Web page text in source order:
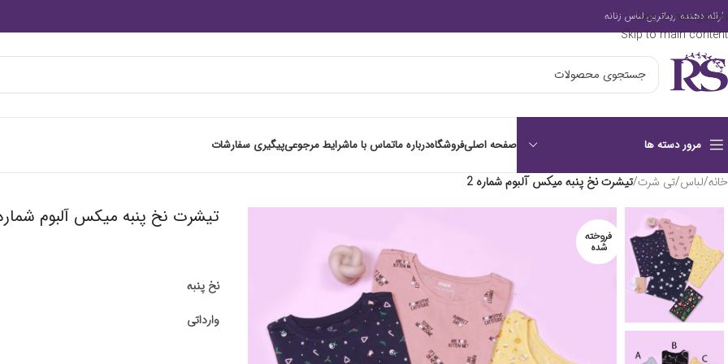
Skip to navigation
Skip to main content
ارائه دهنده زیباترین لباس زنانه
مرور دسته ها صفحه اصلیفروشگاهدرباره ماتماس با ماشرایط مرجوعیپیگیری سفارشات
خانه/لباس/تی شرت/تیشرت نخ پنبه میکس آلبوم شماره 2
فروخته
شده
تیشرت نخ پنبه میکس آلبوم
نخ پنبه
وارداتی